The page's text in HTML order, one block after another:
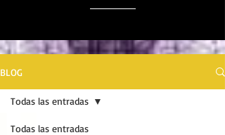
BLOG
Todas las entradas
Todas las entradas